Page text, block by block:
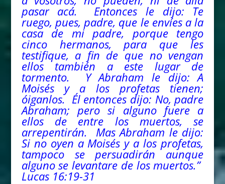
pasar acá. Entonces le dijo: Te
ruego, pues, padre, que le envíes a la
casa de mi padre, porque tengo
cinco hermanos, para que les
testifique, a fin de que no vengan
ellos también a este lugar de
tormento. Y Abraham le dijo: A
Moisés y a los profetas tienen;
óiganlos. Él entonces dijo: No, padre
Abraham; pero si alguno fuere a
ellos de entre los muertos, se
arrepentirán. Mas Abraham le dijo:
Si no oyen a Moisés y a los profetas,
tampoco se persuadirán aunque
alguno se levantare de los muertos.”
Lucas 16:19-31